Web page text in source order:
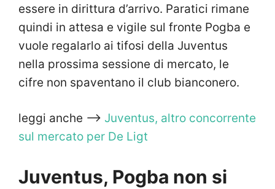
essere in dirittura d’arrivo. Paratici rimane
quindi in attesa e vigile sul fronte Pogba e
vuole regalarlo ai tifosi della Juventus
nella prossima sessione di mercato, le
cifre non spaventano il club bianconero.
leggi anche —> Juventus, altro concorrente
sul mercato per De Ligt
Juventus, Pogba non si